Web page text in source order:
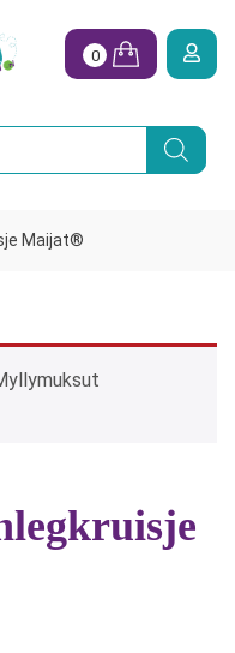
0
Maijat®